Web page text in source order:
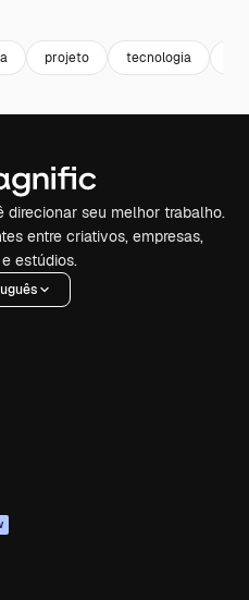
projeto tecnologia
seu melhor trabalho.
entre criativos, empresas,
estúdios.